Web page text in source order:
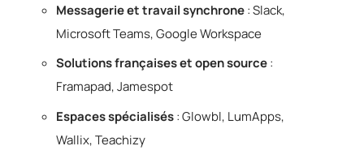
Messagerie et travail synchrone: Slack,
Microsoft Teams, Google Workspace
Solutions françaises et open source:
Framapad, Jamespot
Espaces spécialisés: Glowbl, LumApps,
Wallix, Teachizy